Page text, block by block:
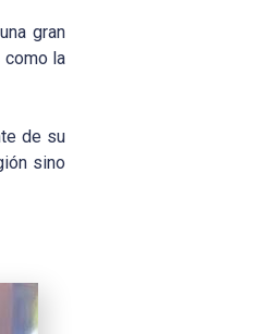
gran
como la
de su
sino